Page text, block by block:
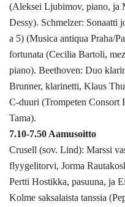
(Aleksei Ljubimov, piano, ja
Dessy). Schmelzer: Sonaatti
a 5) (Musica antiqua Praha/
fortunata (Cecilia Bartoli,
piano). Beethoven: Duo
Brunner, klarinetti, Klaus
C-duuri (Trompeten Consort
Tama).
7.10-7.50 Aamusoitto
Crusell (sov. Lind): Marssi
flyygelitorvi, Jorma
Pertti Hostikka, pasuuna, ja
Kolme saksalaista tanssia